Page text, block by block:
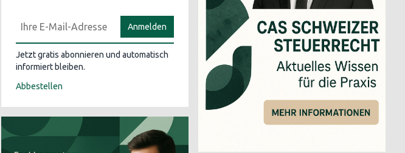
Anmelden
Jetzt gratis abonnieren und automatisch
informiert bleiben.
Abbestellen